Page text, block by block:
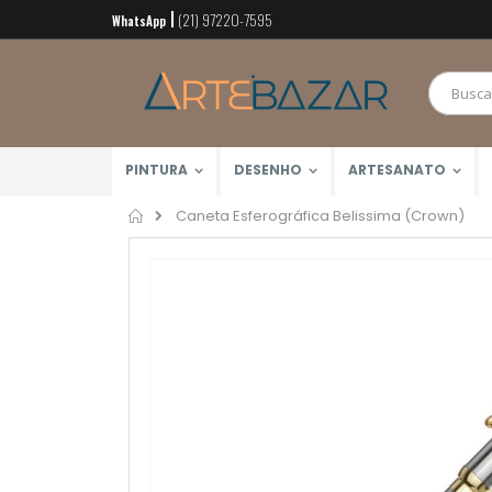
Pular
para
conteúdo
WhatsApp (21) 97220-7595
PINTURA DESENHO ARTESANATO
Home
Caneta Esferográfica Belissima (Crown)
Pular